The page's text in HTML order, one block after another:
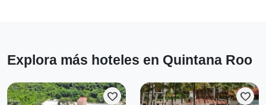
Explora más hoteles en Quintana Roo
favorite favorite